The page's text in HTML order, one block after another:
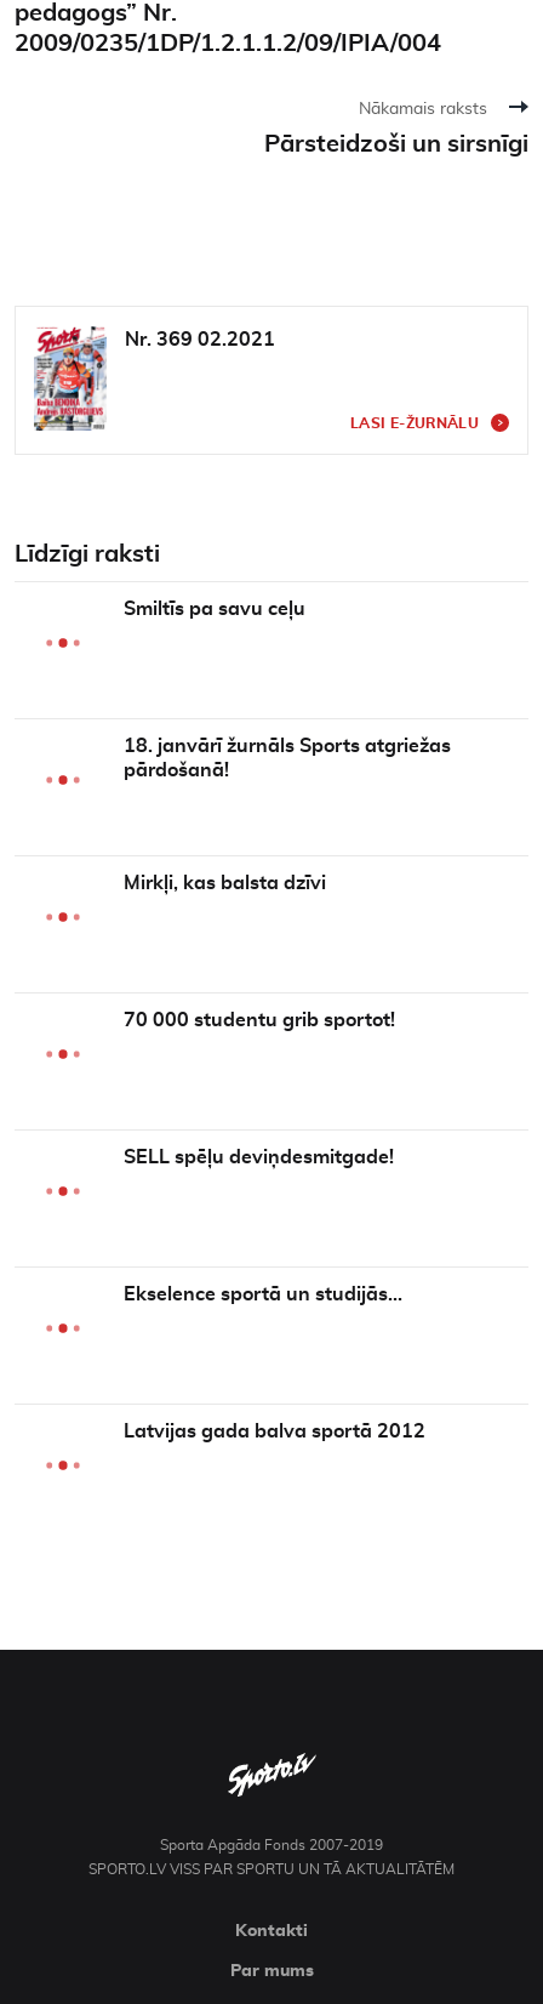
pedagogs” Nr.
2009/0235/1DP/1.2.1.1.2/09/IPIA/004
Nākamais raksts
Pārsteidzoši un sirsnīgi
Nr. 369 02.2021
LASI E-ŽURNĀLU
Līdzīgi raksti
Smiltīs pa savu ceļu
18. janvārī žurnāls Sports atgriežas
pārdošanā!
Mirkļi, kas balsta dzīvi
70 000 studentu grib sportot!
SELL spēļu deviņdesmitgade!
Ekselence sportā un studijās…
Latvijas gada balva sportā 2012
Sporta Apgāda Fonds 2007-2019
SPORTO.LV VISS PAR SPORTU UN TĀ AKTUALITĀTĒM
Kontakti
Par mums